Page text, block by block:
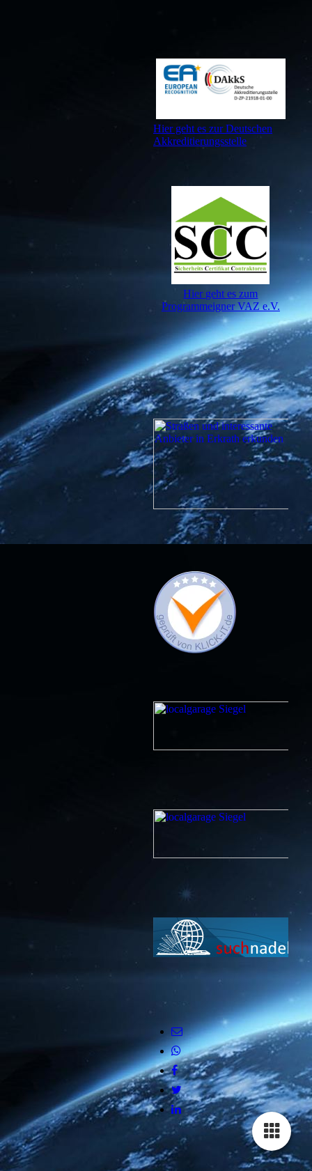
Hier geht es zur Deutschen
Akkreditierungsstelle
Hier geht es zum
Programmeigner VAZ e.V.